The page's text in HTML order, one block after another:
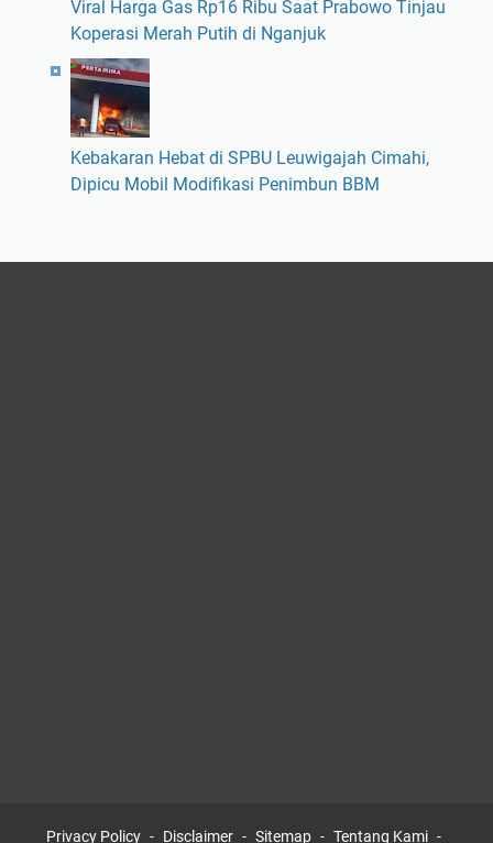
Viral Harga Gas Rp16 Ribu Saat Prabowo Tinjau
Koperasi Merah Putih di Nganjuk
Kebakaran Hebat di SPBU Leuwigajah Cimahi,
Dipicu Mobil Modifikasi Penimbun BBM
Privacy Policy Disclaimer Sitemap Tentang Kami